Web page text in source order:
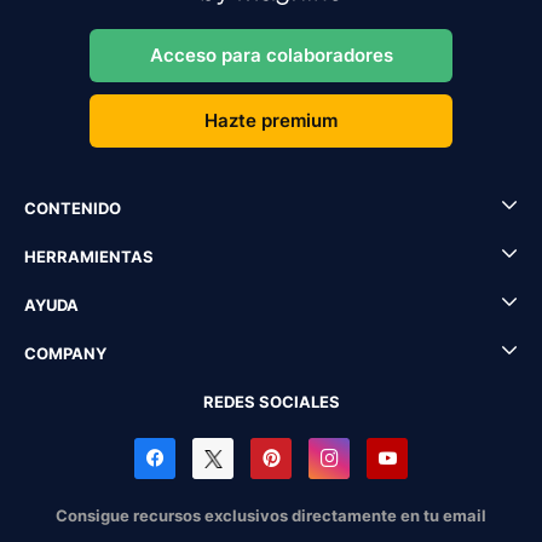
Acceso para colaboradores
Hazte premium
CONTENIDO
HERRAMIENTAS
AYUDA
COMPANY
REDES SOCIALES
Consigue recursos exclusivos directamente en tu email